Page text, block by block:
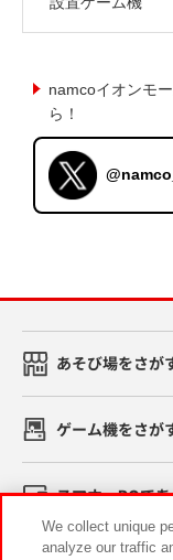
namcoイオンモ
ら！
あそび場をさが
ゲーム機をさが
スマホ・PCで
We collect unique
analyze our traffic